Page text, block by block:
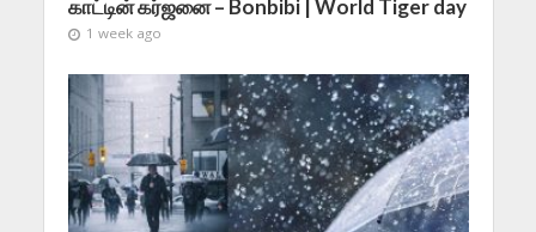
காட்டின் கர்ஜனை – Bonbibi | World Tiger day
1 week ago